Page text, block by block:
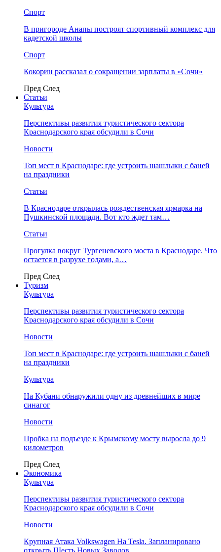
Спорт
В пригороде Анапы построят спортивный комплекс для
кадетской школы
Спорт
Кокорин рассказал о сокращении зарплаты в «Сочи»
Пред След
Статьи
Культура
Перспективы развития туристического сектора
Краснодарского края обсудили в Сочи
Новости
Топ мест в Краснодаре: где устроить шашлыки с баней
на праздники
Статьи
В Краснодаре открылась рождественская ярмарка на
Пушкинской площади. Вот кто ждет там…
Статьи
Прогулка вокруг Тургеневского моста в Краснодаре. Что
остается в разрухе годами, а…
Пред След
Туризм
Культура
Перспективы развития туристического сектора
Краснодарского края обсудили в Сочи
Новости
Топ мест в Краснодаре: где устроить шашлыки с баней
на праздники
Культура
На Кубани обнаружили одну из древнейших в мире
синагог
Новости
Пробка на подъезде к Крымскому мосту выросла до 9
километров
Пред След
Экономика
Культура
Перспективы развития туристического сектора
Краснодарского края обсудили в Сочи
Новости
Крупная Атака Volkswagen На Tesla. Запланировано
открыть Шесть Новых Заводов